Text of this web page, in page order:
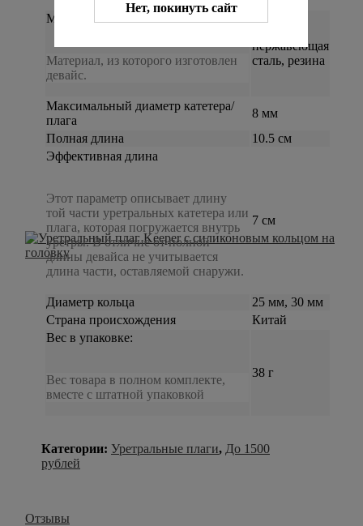
Нет, покинуть сайт
Материал
Материал, из которого изготовлен
девайс.
нержавеющая
сталь, резина
Максимальный диаметр катетера/
плага
8 мм
Полная длина
10.5 см
Эффективная длина
Этот параметр описывает длину
той части уретральных катетера или
плага, которая погружается внутрь
уретры. В отличие от полной
длины девайса не учитывается
длина части, оставляемой снаружи.
7 см
Диаметр кольца
25 мм, 30 мм
Страна происхождения
Китай
Вес в упаковке:
Вес товара в полном комплекте,
вместе с штатной упаковкой
38 г
Категории: Уретральные плаги, До 1500
рублей
Отзывы